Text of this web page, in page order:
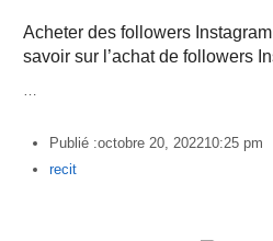
Acheter des followers
savoir sur l’achat de followers
…
Publié :octobre 20, 202210:25 pm
Author
recit